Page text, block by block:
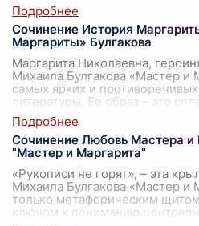
Сочинение История
Маргариты» Булгакова
Маргарита Николаевна,
Михаила Булгакова «Мастер и
самых ярких и
литературы. Ее образ – это
Сочинение Любовь Мастера и
"Мастер и Маргарита"
«Рукописи не горят», – эта
Михаила Булгакова «Мастер и
только метафорическим
ключом к пониманию